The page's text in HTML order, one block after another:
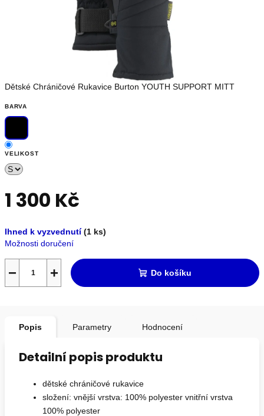
Nevíte
si
rady?
Poradíme
výběrem.
+420739230026
Dětské Chráničové Rukavice Burton YOUTH SUPPORT MITT
BARVA
VELIKOST
1 300 Kč
cena:
Ihned k vyzvednutí(1 ks)
Možnosti doručení
+
− Do košíku
Popis Parametry Hodnocení
Detailní popis produktu
dětské chráničové rukavice
složení: vnější vrstva: 100% polyester vnitřní vrstva
100% polyester